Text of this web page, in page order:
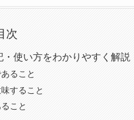
次
使い方をわかりやすく解説
ること
すること
こと